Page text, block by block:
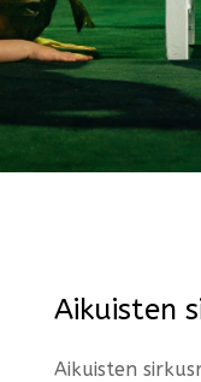
Aikuisten
Aikuisten